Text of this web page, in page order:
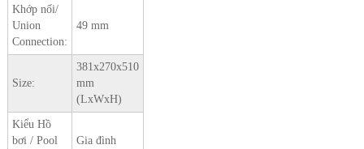
Khớp nối/
Union
Connection:
49 mm
Size:
381x270x510
mm
(LxWxH)
Kiểu Hồ
bơi / Pool
Gia đình